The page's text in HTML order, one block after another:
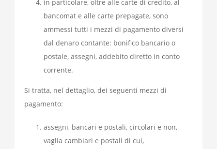
in particolare, oltre alle carte di credito, al
bancomat e alle carte prepagate, sono
ammessi tutti i mezzi di pagamento diversi
dal denaro contante: bonifico bancario o
postale, assegni, addebito diretto in conto
corrente.
Si tratta, nel dettaglio, dei seguenti mezzi di
pagamento:
assegni, bancari e postali, circolari e non,
vaglia cambiari e postali di cui,